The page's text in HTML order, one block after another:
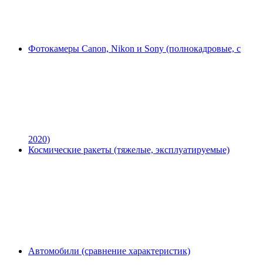
Фотокамеры Canon, Nikon и Sony (полнокадровые, с
2020)
Космические ракеты (тяжелые, эксплуатируемые)
Автомобили (сравнение характеристик)